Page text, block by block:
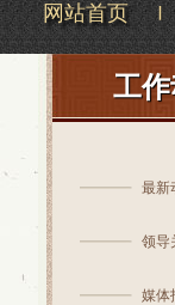
网站首页
工
最新
领导
媒体